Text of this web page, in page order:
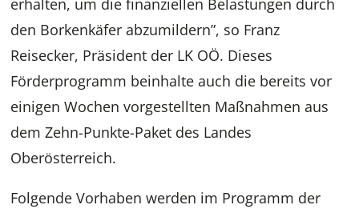
erhalten, um die finanziellen Belastungen durch
den Borkenkäfer abzumildern”, so Franz
Reisecker, Präsident der LK OÖ. Dieses
Förderprogramm beinhalte auch die bereits vor
einigen Wochen vorgestellten Maßnahmen aus
dem Zehn-Punkte-Paket des Landes
Oberösterreich.
Folgende Vorhaben werden im Programm der